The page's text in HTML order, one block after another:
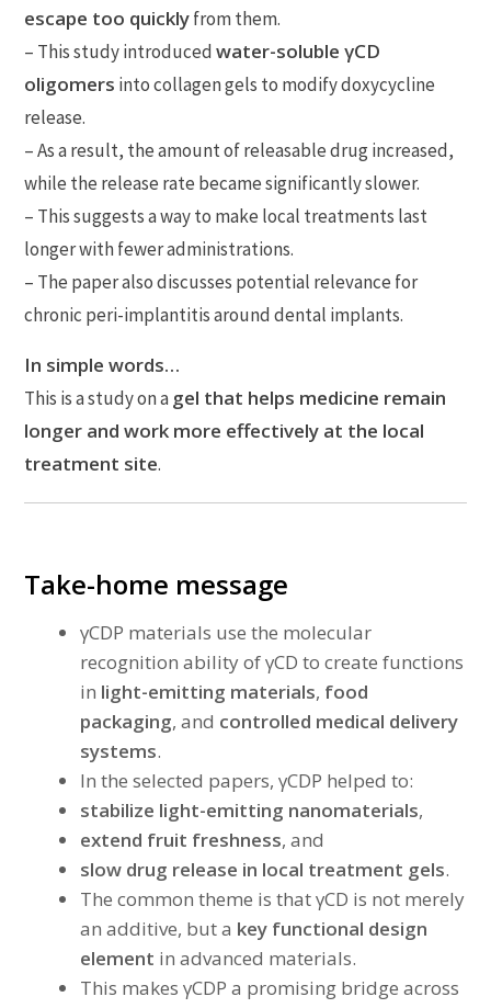
escape too quicklyfrom them.
– This study introducedwater-soluble γCD
oligomers into collagen gels to modify doxycycline
release.
– As a result, the amount of releasable drug increased,
while the release rate became significantly slower.
– This suggests a way to make local treatments last
longer with fewer administrations.
– The paper also discusses potential relevance for
chronic peri-implantitis around dental implants.
In simple words…
This is a study on a gel that helps medicine remain
longer and work more effectively at the local
treatment site.
Take-home message
γCDP materials use the molecular
recognition ability of γCD to create functions
in light-emitting materials, food
packaging, and controlled medical delivery
systems.
In the selected papers, γCDP helped to:
stabilize light-emitting nanomaterials,
extend fruit freshness, and
slow drug release in local treatment gels.
The common theme is that γCD is not merely
an additive, but a key functional design
element in advanced materials.
This makes γCDP a promising bridge across